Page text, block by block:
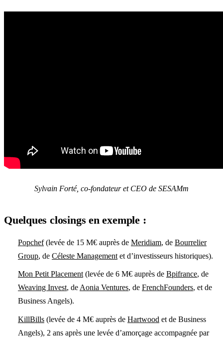
Sylvain Forté, co-fondateur et CEO de SESAMm
Quelques closings en exemple :
Popchef(levée de 15 M€ auprès de Meridiam, de Bourrelier
Group, de Céleste Management et d’investisseurs historiques).
Mon Petit Placement (levée de 6 M€ auprès de Bpifrance, de
Weaving Invest, de Aonia Ventures, de FrenchFounders, et de
Business Angels).
KillBills (levée de 4 M€ auprès de Hartwood et de Business
Angels), 2 ans après une levée d’amorçage accompagnée par